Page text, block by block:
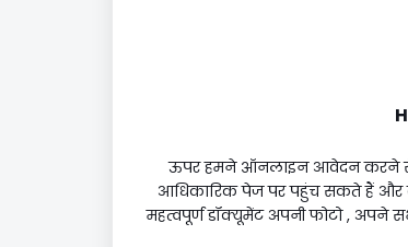
ऊपर हमने ऑनलाइन आवेदन करने
आधिकारिक पेज पर पहुंच सकते हैं और
महत्वपूर्ण डॉक्यूमेंट अपनी फोटो , अपने